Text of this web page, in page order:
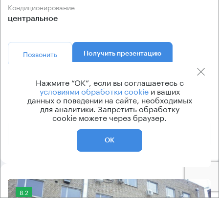
Кондиционирование
центральное
Позвонить Получить презентацию
Предложения по продаже в этом здании:
Площадь Арендная плата
150 000 040 ₽
8.2
Нажмите “ОК”, если вы соглашаетесь с
условиями обработки cookieи ваших
данных о поведении на сайте, необходимых
для аналитики. Запретить обработку
cookie можете через браузер.
ОК